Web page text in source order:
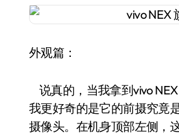
外观篇：
说真的，当我拿到vivo
我更好奇的是它的前摄究竟
摄像头。在机身顶部左侧，